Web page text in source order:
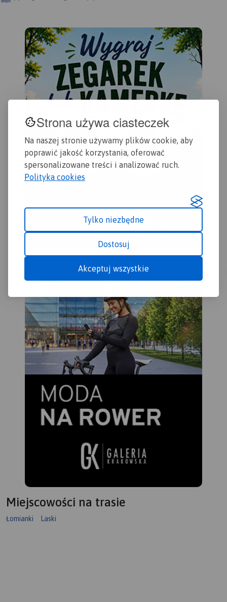
Strona używa ciasteczek
Na naszej stronie używamy plików cookie, aby
poprawić jakość korzystania, oferować
spersonalizowane treści i analizować ruch.
Polityka cookies
Tylko niezbędne
Dostosuj
Akceptuj wszystkie
od wschodu aglomeracja
warszawska. Zasięg mapy
wyznaczają: Nowy Dwór
Mazowiecki na północy,
Sochaczew na zachodzie,
Pruszków na południu i
Warszawa oraz Legionowo
Miejscowości na trasie
Łomianki Laski